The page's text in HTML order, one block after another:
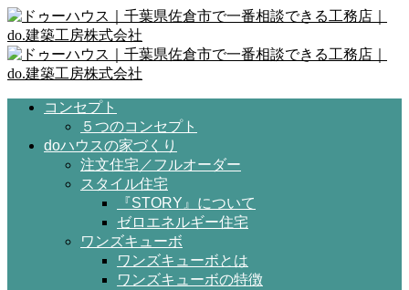
コンセプト
５つのコンセプト
doハウスの家づくり
注文住宅／フルオーダー
スタイル住宅
『STORY』について
ゼロエネルギー住宅
ワンズキューボ
ワンズキューボとは
ワンズキューボの特徴